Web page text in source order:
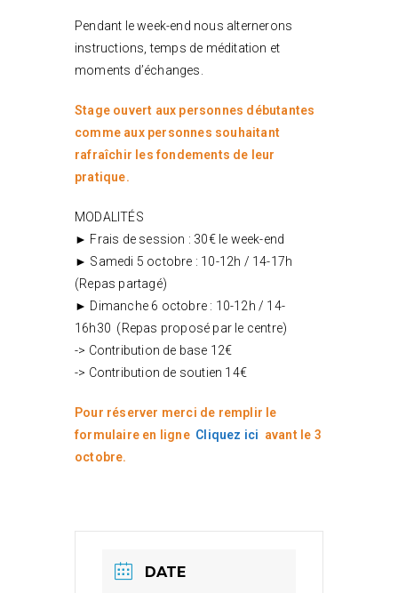
Pendant le week-end nous alternerons
instructions, temps de méditation et
moments d’échanges.
Stage ouvert aux personnes débutantes
comme aux personnes souhaitant
rafraîchir les fondements de leur
pratique.
MODALITÉS
► Frais de session : 30€ le week-end
► Samedi 5 octobre : 10-12h / 14-17h
(Repas partagé)
► Dimanche 6 octobre : 10-12h / 14-
16h30 (Repas proposé par le centre)
-> Contribution de base 12€
-> Contribution de soutien 14€
Pour réserver merci de remplir le
formulaire en ligne Cliquez ici avant le 3
octobre.
DATE